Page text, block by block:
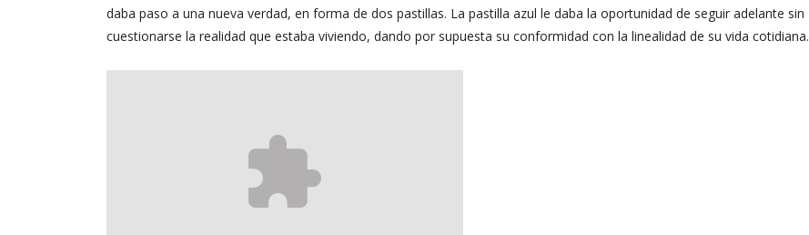
daba paso a una nueva verdad, en forma de dos pastillas. La pastilla azul le daba la oportunidad de seguir adelante sin
cuestionarse la realidad que estaba viviendo, dando por supuesta su conformidad con la linealidad de su vida cotidiana.